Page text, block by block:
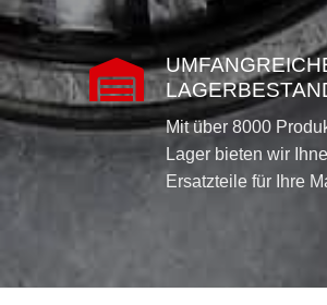

Mit über 8000
Lager bieten wir
Ersatzteile für Ihre